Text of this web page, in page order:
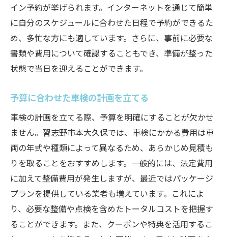
イン予約が挙げられます。インターネットを通じて簡単
に自分のスケジュールに合わせた日程で予約ができるた
め、多忙な方にも適しています。さらに、事前に必要な
書類や費用について確認することもでき、準備が整った
状態で当日を迎えることができます。
予算に合わせた車検の計画を立てる
車検の計画を立てる際、予算を明確にすることが欠かせ
ません。習志野市本大久保では、車検にかかる費用は車
両の年式や種類によって異なるため、あらかじめ見積も
りを取ることをおすすめします。一般的には、法定費用
に加えて整備費用が発生しますが、最近ではパッケージ
プランを提供している業者も増えています。これによ
り、必要な整備や点検を含めたトータルコストを把握す
ることができます。また、クーポンや特典を活用するこ